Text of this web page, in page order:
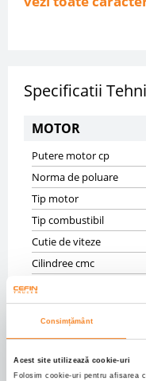
Consimțământ
Acest site utilizează cookie-uri
Folosim cookie-uri pentru afisarea
Specificatii
MOTOR
Putere motor cp
Norma de poluare
Tip motor
Tip combustibil
Cutie de viteze
Cilindree cmc
SASIU
Masa maxima autorizata
Anvelope